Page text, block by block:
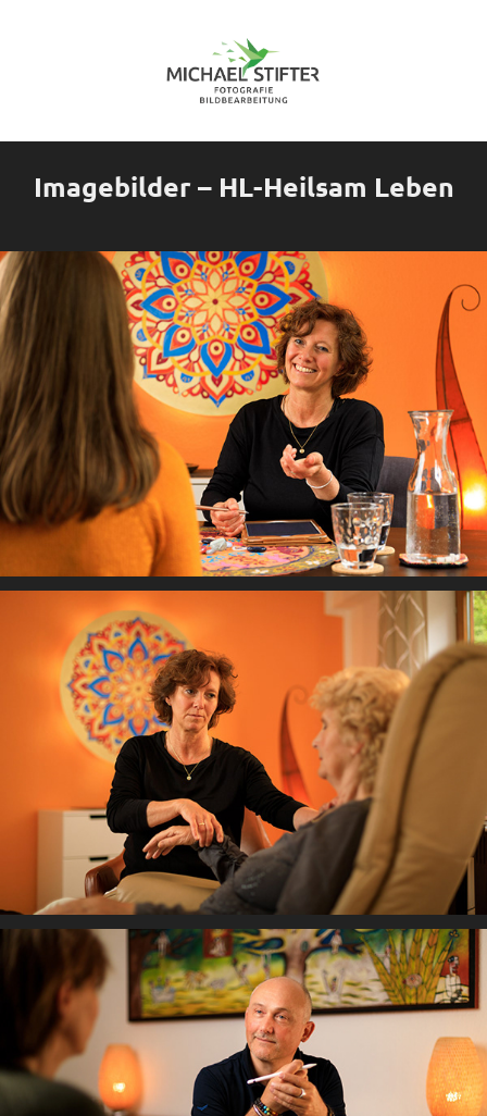
Imagebilder – HL-Heilsam Leben